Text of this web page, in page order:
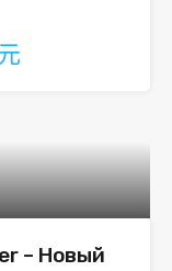
– Новый